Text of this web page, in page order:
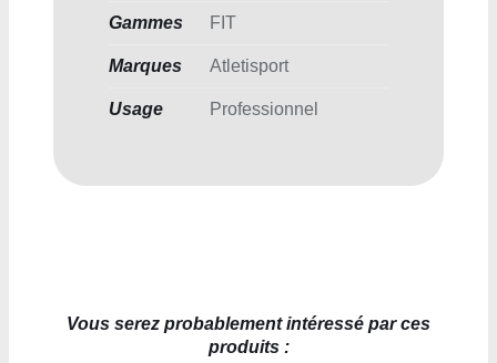
Gammes FIT
Marques Atletisport
Usage Professionnel
Vous serez probablement intéressé par ces
produits :